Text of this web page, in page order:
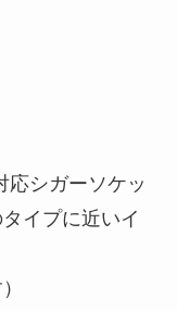
応シガーソケッ
イプに近いイ